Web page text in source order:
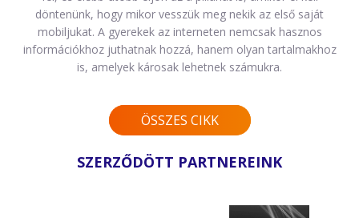
döntenünk, hogy mikor vesszük meg nekik az első saját
mobiljukat. A gyerekek az interneten nemcsak hasznos
információkhoz juthatnak hozzá, hanem olyan tartalmakhoz
is, amelyek károsak lehetnek számukra.
ÖSSZES CIKK
SZERZŐDÖTT PARTNEREINK